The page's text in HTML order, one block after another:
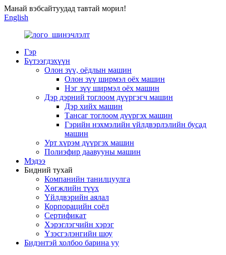
Манай вэбсайтуудад тавтай морил!
English
Гэр
Бүтээгдэхүүн
Олон зүү, оёдлын машин
Олон зүү ширмэл оёх машин
Нэг зүү ширмэл оёх машин
Дэр дэрний тоглоом дүүргэгч машин
Дэр хийх машин
Тансаг тоглоом дүүргэх машин
Гэрийн нэхмэлийн үйлдвэрлэлийн бусад
машин
Урт хүрэм дүүргэх машин
Полиэфир даавууны машин
Мэдээ
Бидний тухай
Компанийн танилцуулга
Хөгжлийн түүх
Үйлдвэрийн аялал
Корпорацийн соёл
Сертификат
Хэрэглэгчийн хэрэг
Үзэсгэлэнгийн шоу
Бидэнтэй холбоо барина уу